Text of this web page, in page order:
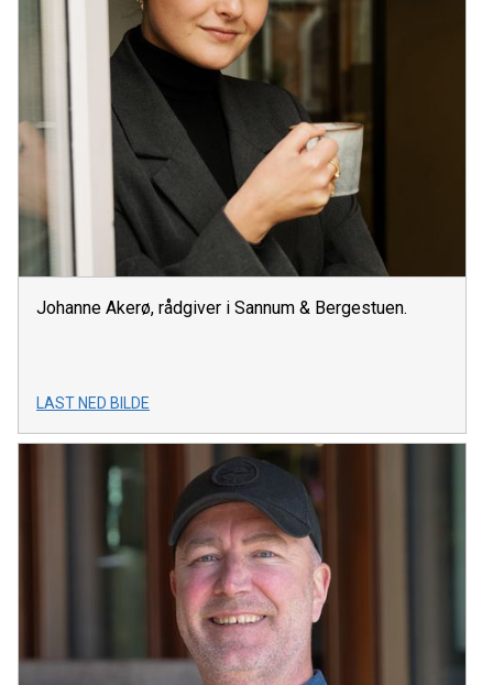
Johanne Akerø, rådgiver i Sannum & Bergestuen.
LAST NED BILDE